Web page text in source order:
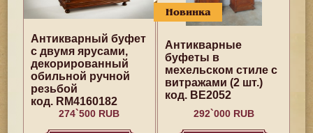
Антикварный буфет
с двумя ярусами,
декорированный
обильной ручной
резьбой
код. RM4160182
274`500 RUB
Новинка
Антикварные
буфеты в
мехельском стиле с
витражами (2 шт.)
код. BE2052
292`000 RUB